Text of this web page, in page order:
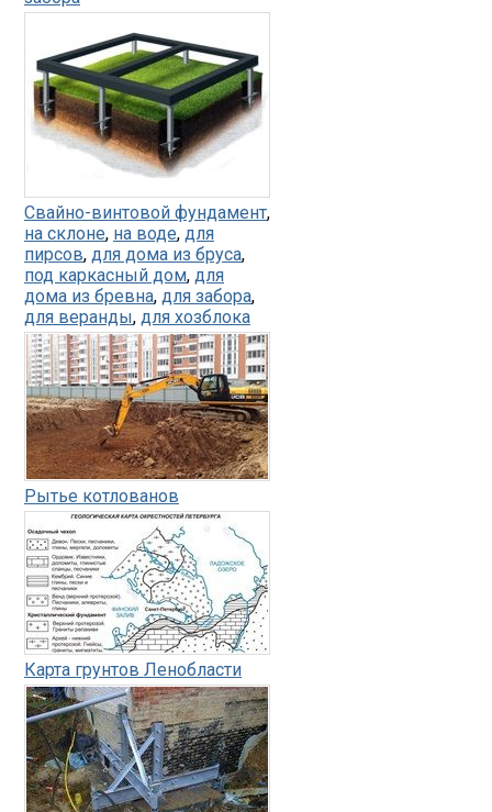
Свайно-винтовой фундамент,
на склоне, на воде, для
пирсов, для дома из бруса,
под каркасный дом, для
дома из бревна, для забора,
для веранды, для хозблока
Рытье котлованов
Карта грунтов Ленобласти